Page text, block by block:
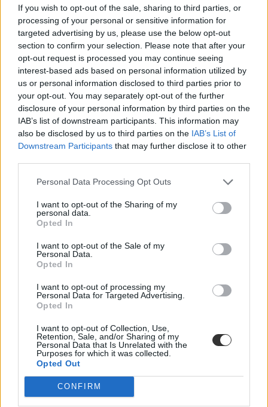
If you wish to opt-out of the sale, sharing to third parties, or
processing of your personal or sensitive information for
targeted advertising by us, please use the below opt-out
section to confirm your selection. Please note that after your
opt-out request is processed you may continue seeing
interest-based ads based on personal information utilized by
us or personal information disclosed to third parties prior to
your opt-out. You may separately opt-out of the further
disclosure of your personal information by third parties on the
IAB’s list of downstream participants. This information may
also be disclosed by us to third parties on the IAB’s List of
Downstream Participants that may further disclose it to other
Personal Data Processing Opt Outs
I want to opt-out of the Sharing of my
personal data.
Opted In
I want to opt-out of the Sale of my
Personal Data.
Opted In
I want to opt-out of processing my
Personal Data for Targeted Advertising.
Opted In
I want to opt-out of Collection, Use,
Retention, Sale, and/or Sharing of my
Personal Data that Is Unrelated with the
Purposes for which it was collected.
Opted Out
CONFIRM
tanévkezdés
Románia
szakszervezet
bojkott
oktatási szakszervezet